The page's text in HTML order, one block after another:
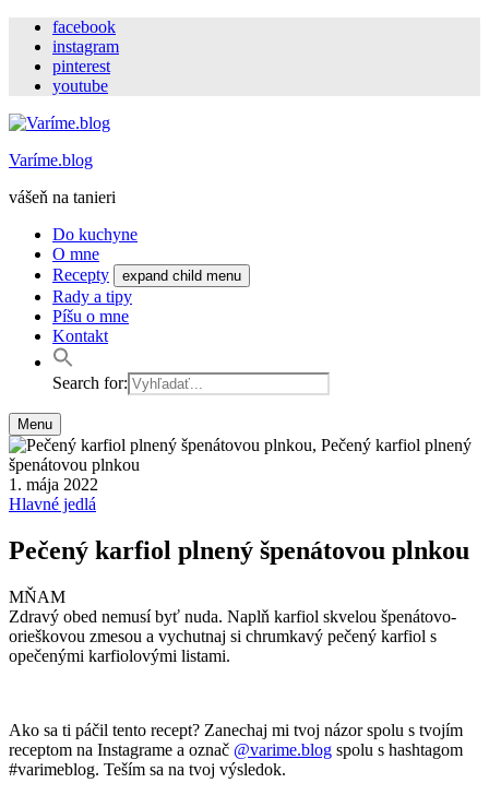
facebook
instagram
pinterest
youtube
Varíme.blog
vášeň na tanieri
Do kuchyne
O mne
Recepty
expand child menu
Rady a tipy
Píšu o mne
Kontakt
Search for:
Menu
1. mája 2022
Hlavné jedlá
Pečený karfiol plnený špenátovou plnkou
MŇAM
Zdravý obed nemusí byť nuda. Naplň karfiol skvelou špenátovo-
orieškovou zmesou a vychutnaj si chrumkavý pečený karfiol s
opečenými karfiolovými listami.
Ako sa ti páčil tento recept? Zanechaj mi tvoj názor spolu s tvojím
receptom na Instagrame a označ @varime.blog spolu s hashtagom
#varimeblog. Teším sa na tvoj výsledok.